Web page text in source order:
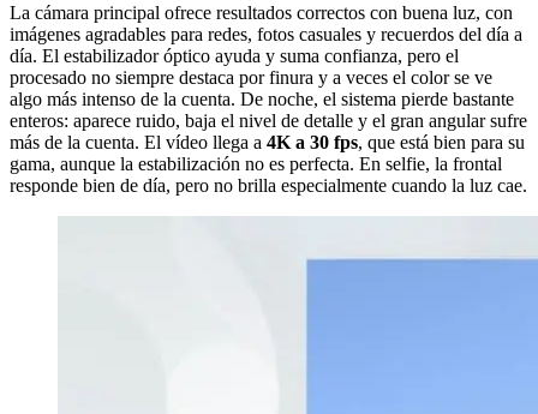
La cámara principal ofrece resultados correctos con buena luz, con
imágenes agradables para redes, fotos casuales y recuerdos del día a
día. El estabilizador óptico ayuda y suma confianza, pero el
procesado no siempre destaca por finura y a veces el color se ve
algo más intenso de la cuenta. De noche, el sistema pierde bastante
enteros: aparece ruido, baja el nivel de detalle y el gran angular sufre
más de la cuenta. El vídeo llega a 4K a 30 fps, que está bien para su
gama, aunque la estabilización no es perfecta. En selfie, la frontal
responde bien de día, pero no brilla especialmente cuando la luz cae.